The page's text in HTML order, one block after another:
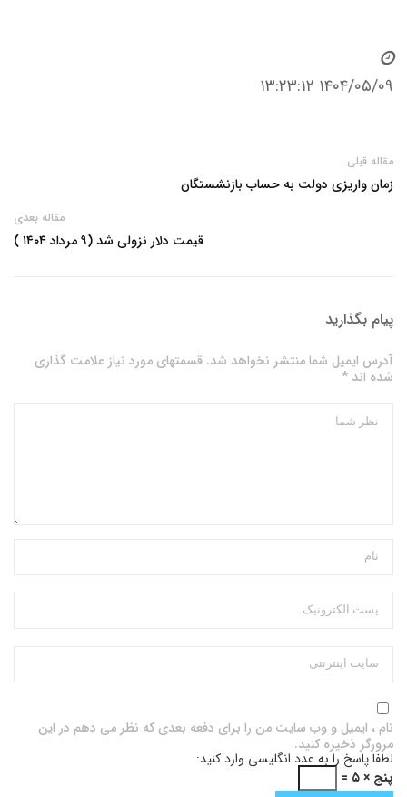
۱۴۰۴/۰۵/۰۹ ۱۳:۲۳:۱۲
مقاله قبلی
زمان واریزی دولت به حساب بازنشستگان
مقاله بعدی
قیمت دلار نزولی شد (۹ مرداد ۱۴۰۴ )
پیام بگذارید
آدرس ایمیل شما منتشر نخواهد شد. قسمتهای مورد نیاز علامت گذاری
شده اند *
نام ، ایمیل و وب سایت من را برای دفعه بعدی که نظر می دهم در این
مرورگر ذخیره کنید.
لطفا پاسخ را به عدد انگلیسی وارد کنید:
پنج × ۵ =